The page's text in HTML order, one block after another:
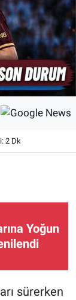
2 Dk
Yoğun
sürerken